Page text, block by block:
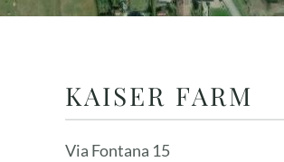
KAISER FARM
Via Fontana 15